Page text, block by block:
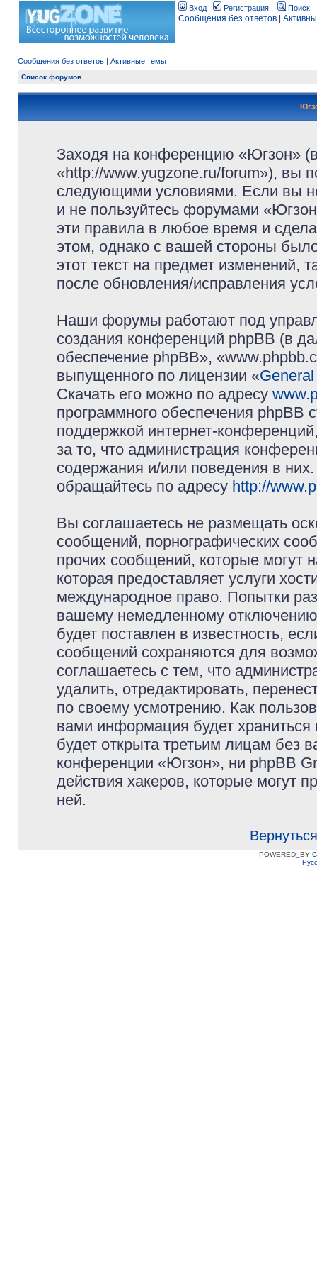
Вход Регистрация Поиск
Сообщения без ответов
Сообщения без ответов | Активные темы
Список форумов
Заходя на конференцию «Югзон»
«http://www.yugzone.ru/forum»), вы
следующими условиями. Если вы
и не пользуйтесь форумами
эти правила в любое время и
этом, однако с вашей стороны
этот текст на предмет изменений,
после обновления/исправления
Наши форумы работают под
создания конференций phpBB (в
обеспечение phpBB»,
выпущенного по лицензии «
Скачать его можно по адресу
программного обеспечения phpBB
поддержкой интернет-
за то, что администрация
содержания и/или поведения в
обращайтесь по адресу http://
Вы соглашаетесь не размещать
сообщений, порнографических
прочих сообщений, которые могут
которая предоставляет услуги
международное право. Попытки
вашему немедленному
будет поставлен в известность,
сообщений сохраняются для
соглашаетесь с тем, что
удалить, отредактировать,
по своему усмотрению. Как
вами информация будет
будет открыта третьим лицам без
конференции «Югзон», ни phpBB
действия хакеров, которые могут
ней.
POWERED_BY